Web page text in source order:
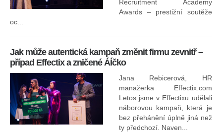
Recruitment Academy
Awards – prestižní soutěže
oc...
Jak může autentická kampaň změnit firmu zevnitř –
případ Effectix a zničené ÁÍčko
Jana Rebicerová, HR
manažerka Effectix.com
Letos jsme v Effectixu udělali
náborovou kampaň, která je
bez přehánění úplně jiná než
ty předchozí. Naven...